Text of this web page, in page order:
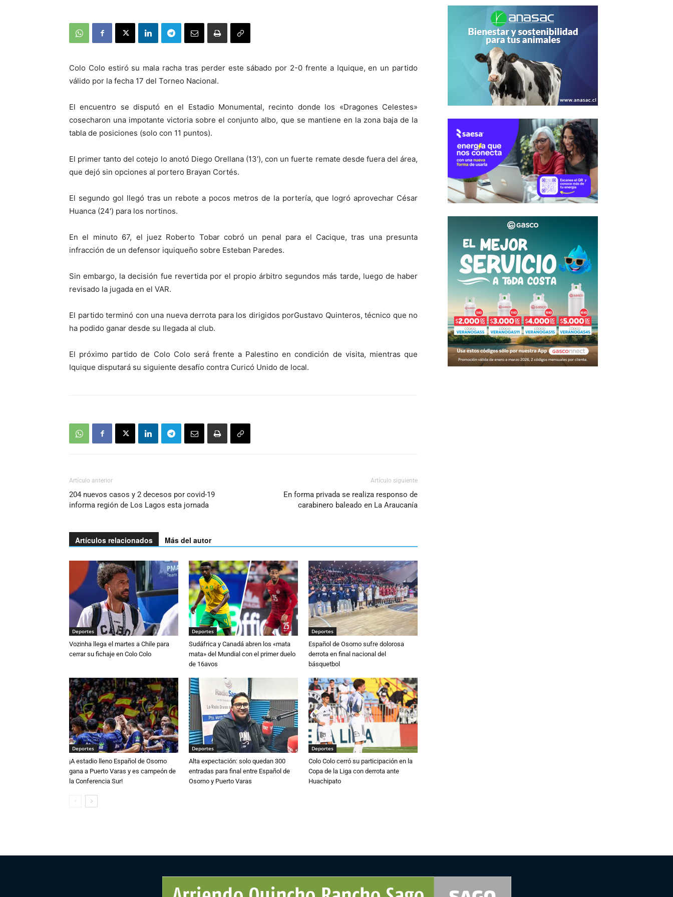
Colo Colo estiró su mala racha tras perder este sábado por 2-0 frente a Iquique, en un partido
válido por la fecha 17 del Torneo Nacional.
El encuentro se disputó en el Estadio Monumental, recinto donde los «Dragones Celestes»
cosecharon una impotante victoria sobre el conjunto albo, que se mantiene en la zona baja de la
tabla de posiciones (solo con 11 puntos).
El primer tanto del cotejo lo anotó Diego Orellana (13′), con un fuerte remate desde fuera del área,
que dejó sin opciones al portero Brayan Cortés.
El segundo gol llegó tras un rebote a pocos metros de la portería, que logró aprovechar César
Huanca (24′) para los nortinos.
En el minuto 67, el juez Roberto Tobar cobró un penal para el Cacique, tras una presunta
infracción de un defensor iquiqueño sobre Esteban Paredes.
Sin embargo, la decisión fue revertida por el propio árbitro segundos más tarde, luego de haber
revisado la jugada en el VAR.
El partido terminó con una nueva derrota para los dirigidos porGustavo Quinteros, técnico que no
ha podido ganar desde su llegada al club.
El próximo partido de Colo Colo será frente a Palestino en condición de visita, mientras que
Iquique disputará su siguiente desafío contra Curicó Unido de local.
Artículo anterior
204 nuevos casos y 2 decesos por covid-19
informa región de Los Lagos esta jornada
Artículo siguiente
En forma privada se realiza responso de
carabinero baleado en La Araucanía
Artículos relacionados Más del autor
Deportes
Vozinha llega el martes a Chile para
cerrar su fichaje en Colo Colo
Deportes
Sudáfrica y Canadá abren los «mata
mata» del Mundial con el primer duelo
de 16avos
Deportes
Español de Osorno sufre dolorosa
derrota en final nacional del
básquetbol
Deportes
¡A estadio lleno Español de Osorno
gana a Puerto Varas y es campeón de
la Conferencia Sur!
Deportes
Alta expectación: solo quedan 300
entradas para final entre Español de
Osorno y Puerto Varas
Deportes
Colo Colo cerró su participación en la
Copa de la Liga con derrota ante
Huachipato